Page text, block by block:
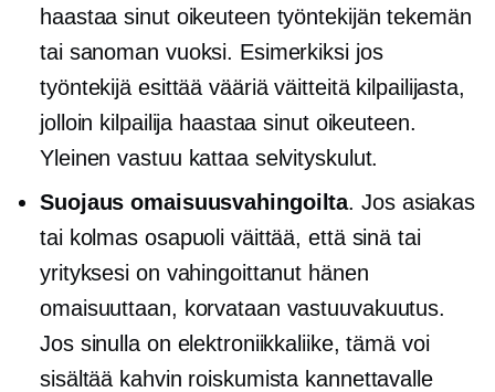
haastaa sinut oikeuteen työntekijän tekemän
tai sanoman vuoksi. Esimerkiksi jos
työntekijä esittää vääriä väitteitä kilpailijasta,
jolloin kilpailija haastaa sinut oikeuteen.
Yleinen vastuu kattaa selvityskulut.
Suojaus omaisuusvahingoilta. Jos asiakas
tai kolmas osapuoli väittää, että sinä tai
yrityksesi on vahingoittanut hänen
omaisuuttaan, korvataan vastuuvakuutus.
Jos sinulla on elektroniikkaliike, tämä voi
sisältää kahvin roiskumista kannettavalle